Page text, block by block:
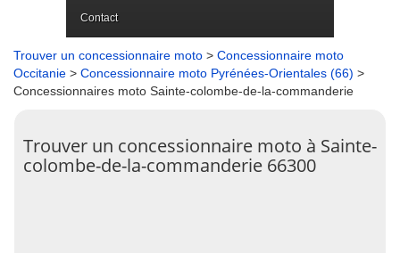
Contact
Trouver un concessionnaire moto > Concessionnaire moto
Occitanie > Concessionnaire moto Pyrénées-Orientales (66) >
Concessionnaires moto Sainte-colombe-de-la-commanderie
Trouver un concessionnaire moto à Sainte-
colombe-de-la-commanderie 66300